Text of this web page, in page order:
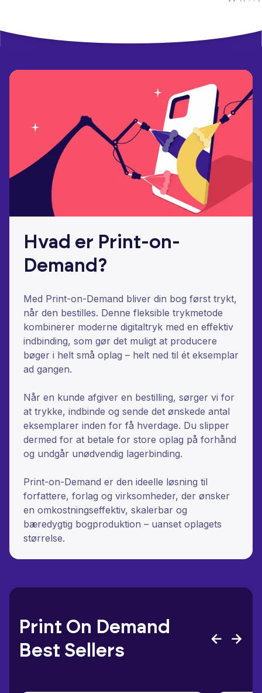
Hvad er Print-on-
Demand?
Med Print-on-Demand bliver din bog først trykt,
når den bestilles. Denne fleksible trykmetode
kombinerer moderne digitaltryk med en effektiv
indbinding, som gør det muligt at producere
bøger i helt små oplag – helt ned til ét eksemplar
ad gangen.
Når en kunde afgiver en bestilling, sørger vi for
at trykke, indbinde og sende det ønskede antal
eksemplarer inden for få hverdage. Du slipper
dermed for at betale for store oplag på forhånd
og undgår unødvendig lagerbinding.
Print-on-Demand er den ideelle løsning til
forfattere, forlag og virksomheder, der ønsker
en omkostningseffektiv, skalerbar og
bæredygtig bogproduktion – uanset oplagets
størrelse.
Print On Demand
Best Sellers